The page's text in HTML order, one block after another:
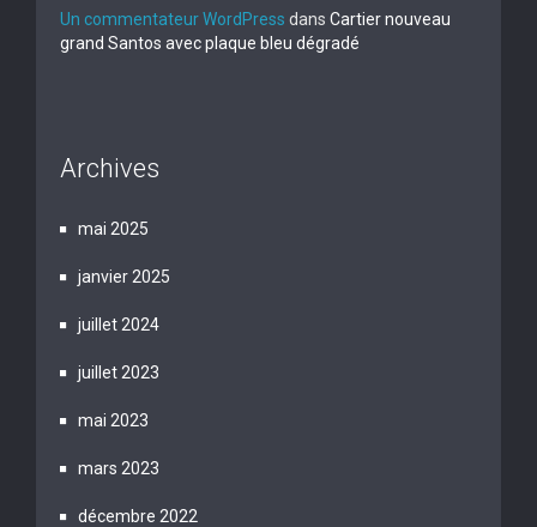
Un commentateur WordPress dans Cartier nouveau
grand Santos avec plaque bleu dégradé
Archives
mai 2025
janvier 2025
juillet 2024
juillet 2023
mai 2023
mars 2023
décembre 2022